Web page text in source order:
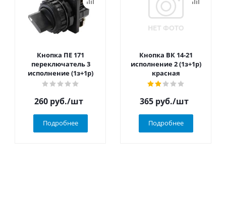
Кнопка ПЕ 171
переключатель 3
исполнение (1з+1р)
260 руб./шт
Подробнее
Кнопка ВК 14-21
исполнение 2 (1з+1р)
красная
365 руб./шт
Подробнее